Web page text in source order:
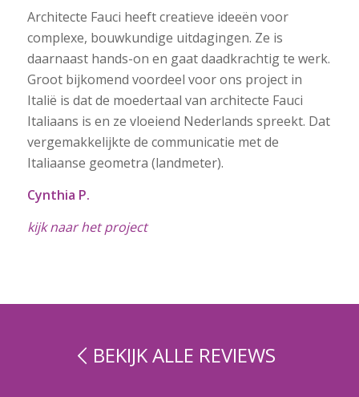
Architecte Fauci heeft creatieve ideeën voor
complexe, bouwkundige uitdagingen. Ze is
daarnaast hands-on en gaat daadkrachtig te werk.
Groot bijkomend voordeel voor ons project in
Italië is dat de moedertaal van architecte Fauci
Italiaans is en ze vloeiend Nederlands spreekt. Dat
vergemakkelijkte de communicatie met de
Italiaanse geometra (landmeter).
Cynthia P.
kijk naar het project
BEKIJK ALLE REVIEWS